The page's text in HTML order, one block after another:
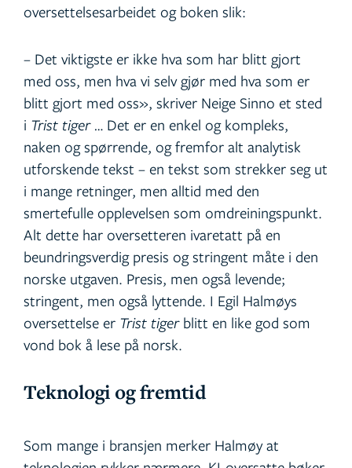
oversettelsesarbeidet og boken slik:
– Det viktigste er ikke hva som har blitt gjort
med oss, men hva vi selv gjør med hva som er
blitt gjort med oss», skriver Neige Sinno et sted
i Trist tiger … Det er en enkel og kompleks,
naken og spørrende, og fremfor alt analytisk
utforskende tekst – en tekst som strekker seg ut
i mange retninger, men alltid med den
smertefulle opplevelsen som omdreiningspunkt.
Alt dette har oversetteren ivaretatt på en
beundringsverdig presis og stringent måte i den
norske utgaven. Presis, men også levende;
stringent, men også lyttende. I Egil Halmøys
oversettelse er Trist tigerblitt en like god som
vond bok å lese på norsk.
Teknologi og fremtid
Som mange i bransjen merker Halmøy at